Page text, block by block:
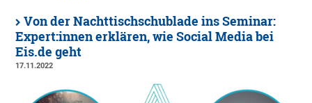
Von der Nachttischschublade ins Seminar:
Expert:innen erklären, wie Social Media bei
Eis.de geht
17.11.2022